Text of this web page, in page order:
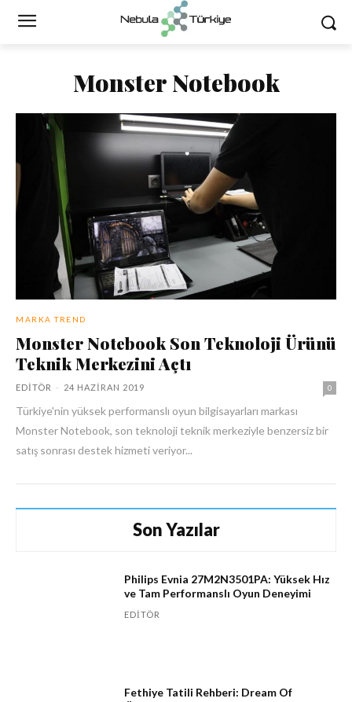
Monster Notebook
MARKA TREND
Monster Notebook Son Teknoloji Ürünü
Teknik Merkezini Açtı
EDITÖR - 24 HAZIRAN 2019 0
Türkiye'nin yüksek performanslı oyun bilgisayarları markası
Monster Notebook, son teknoloji teknik merkeziyle benzersiz bir
satış sonrası destek hizmeti veriyor...
Son Yazılar
Philips Evnia 27M2N3501PA: Yüksek Hız
ve Tam Performanslı Oyun Deneyimi
EDITÖR
Fethiye Tatili Rehberi: Dream Of